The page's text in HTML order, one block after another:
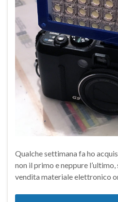
Qualche settimana fa ho
non il primo e neppure
vendita materiale elettronico